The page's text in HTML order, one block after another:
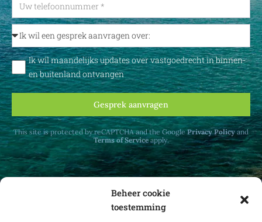
Beheer cookie
toestemming
Ik wil maandelijks updates over vastgoedrecht in binnen-
en buitenland ontvangen
Gesprek aanvragen
This site is protected by reCAPTCHA and the GooglePrivacy Policyand
Terms of Serviceapply.
Ontvang maandelijks updates over